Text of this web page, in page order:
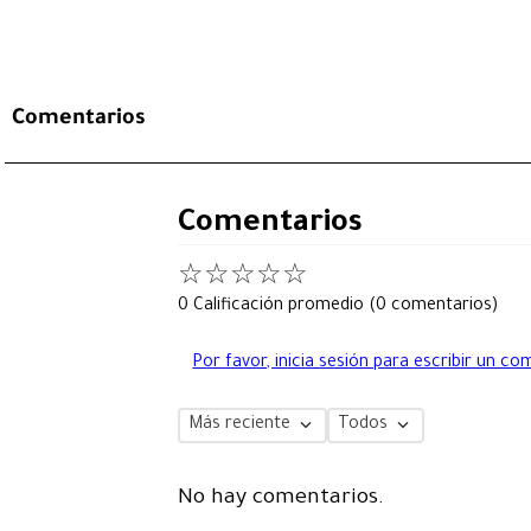
Comentarios
Comentarios
☆☆☆☆☆
0 Calificación promedio (0 comentarios)
Por favor, inicia sesión para escribir un
Más reciente Todos
No hay comentarios.